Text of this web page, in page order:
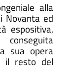
alla
Novanta ed
espositiva,
sua opera
il resto del